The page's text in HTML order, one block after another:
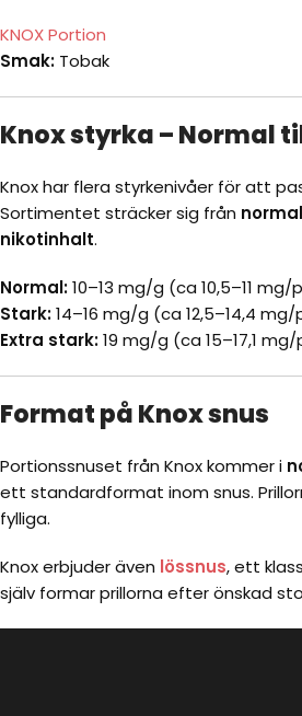
KNOX Portion
Smak: Tobak
Knox styrka – Normal
Knox har flera styrkenivåer för att
Sortimentet sträcker sig från
nikotinhalt.
Normal:10–13 mg/g (ca 10,5–11
Stark:14–16 mg/g (ca 12,5–14,4
Extra stark:19 mg/g (ca 15–17,1
Format på Knox snus
Portionssnuset från Knox kommer i
ett standardformat inom snus.
fylliga.
Knox erbjuder även lössnus, ett
själv formar prillorna efter önskad